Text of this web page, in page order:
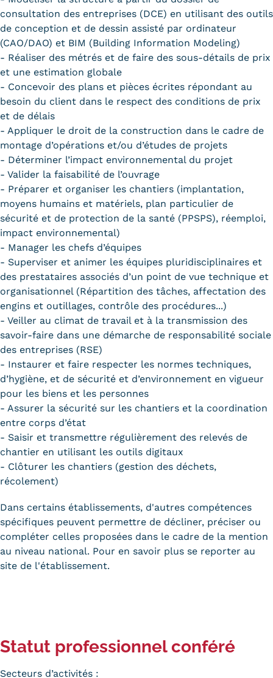
consultation des entreprises (DCE) en utilisant des outils
de conception et de dessin assisté par ordinateur
(CAO/DAO) et BIM (Building Information Modeling)
- Réaliser des métrés et de faire des sous-détails de prix
et une estimation globale
- Concevoir des plans et pièces écrites répondant au
besoin du client dans le respect des conditions de prix
et de délais
- Appliquer le droit de la construction dans le cadre de
montage d’opérations et/ou d’études de projets
- Déterminer l’impact environnemental du projet
- Valider la faisabilité de l’ouvrage
- Préparer et organiser les chantiers (implantation,
moyens humains et matériels, plan particulier de
sécurité et de protection de la santé (PPSPS), réemploi,
impact environnemental)
- Manager les chefs d’équipes
- Superviser et animer les équipes pluridisciplinaires et
des prestataires associés d’un point de vue technique et
organisationnel (Répartition des tâches, affectation des
engins et outillages, contrôle des procédures...)
- Veiller au climat de travail et à la transmission des
savoir-faire dans une démarche de responsabilité sociale
des entreprises (RSE)
- Instaurer et faire respecter les normes techniques,
d’hygiène, et de sécurité et d’environnement en vigueur
pour les biens et les personnes
- Assurer la sécurité sur les chantiers et la coordination
entre corps d’état
- Saisir et transmettre régulièrement des relevés de
chantier en utilisant les outils digitaux
- Clôturer les chantiers (gestion des déchets,
récolement)
Dans certains établissements, d'autres compétences
spécifiques peuvent permettre de décliner, préciser ou
compléter celles proposées dans le cadre de la mention
au niveau national. Pour en savoir plus se reporter au
site de l'établissement.
Statut professionnel conféré
Secteurs d’activités :